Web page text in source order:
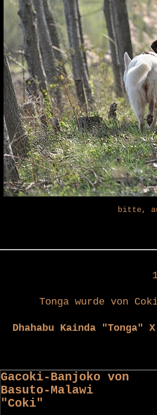
bitte,
Tonga wurde von
Dhahabu Kainda "Tonga"
Gacoki-Banjoko von
Basuto-Malawi
"Coki"